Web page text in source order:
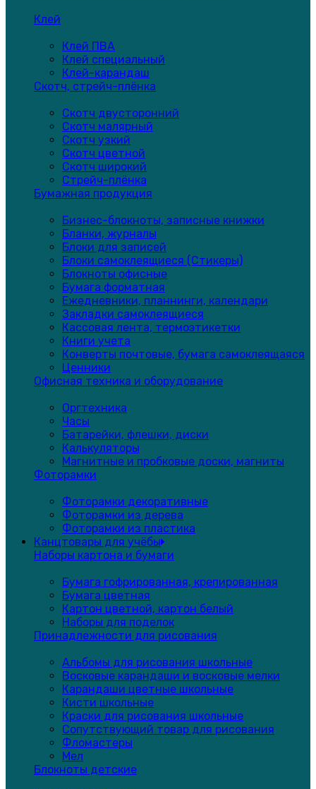
Клей
Клей ПВА
Клей специальный
Клей-карандаш
Скотч, стрейч-плёнка
Скотч двусторонний
Скотч малярный
Скотч узкий
Скотч цветной
Скотч широкий
Стрейч-плёнка
Бумажная продукция
Бизнес-блокноты, записные книжки
Бланки, журналы
Блоки для записей
Блоки самоклеящиеся (Стикеры)
Блокноты офисные
Бумага форматная
Ежедневники, планнинги, календари
Закладки самоклеящиеся
Кассовая лента, термоэтикетки
Книги учета
Конверты почтовые, бумага самоклеящаяся
Ценники
Офисная техника и оборудование
Оргтехника
Часы
Батарейки, флешки, диски
Калькуляторы
Магнитные и пробковые доски, магниты
Фоторамки
Фоторамки декоративные
Фоторамки из дерева
Фоторамки из пластика
Канцтовары для учёбы
Наборы картона и бумаги
Бумага гофрированная, крепированная
Бумага цветная
Картон цветной, картон белый
Наборы для поделок
Принадлежности для рисования
Альбомы для рисования школьные
Восковые карандаши и восковые мелки
Карандаши цветные школьные
Кисти школьные
Краски для рисования школьные
Сопутствующий товар для рисования
Фломастеры
Мел
Блокноты детские